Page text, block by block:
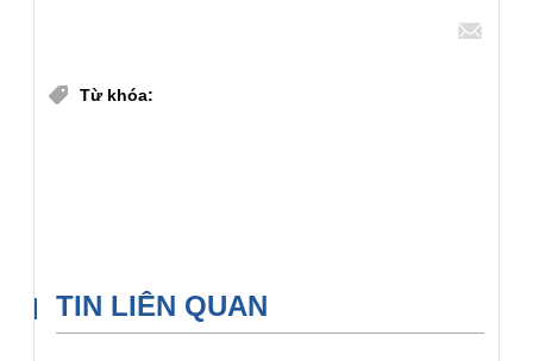
Từ khóa:
TIN LIÊN QUAN